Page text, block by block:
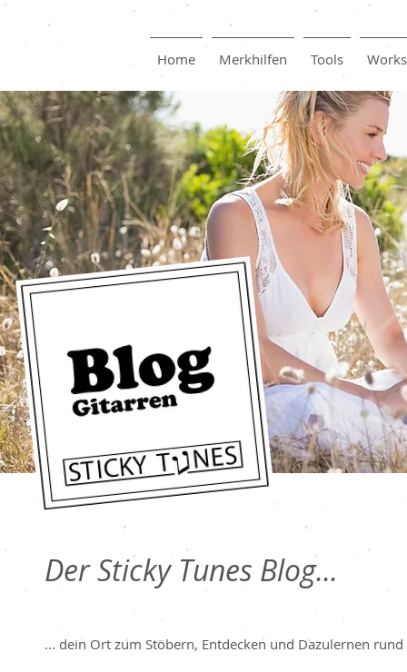
Home Merkhilfen Tools
Der Sticky Tunes Blog...
... dein Ort zum Stöbern, Entdecken und Dazulernen